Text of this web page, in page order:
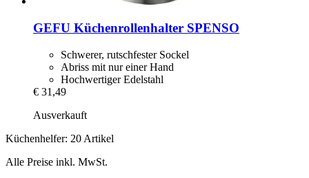
GEFU Küchenrollenhalter SPENSO
Schwerer, rutschfester Sockel
Abriss mit nur einer Hand
Hochwertiger Edelstahl
€ 31,49
Ausverkauft
Küchenhelfer: 20 Artikel
Alle Preise inkl. MwSt.